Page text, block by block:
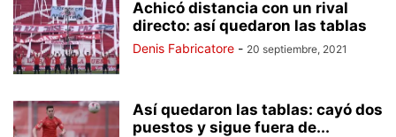
Achicó distancia con un rival
directo: así quedaron las tablas
Denis Fabricatore - 20 septiembre, 2021
Así quedaron las tablas: cayó dos
puestos y sigue fuera de...